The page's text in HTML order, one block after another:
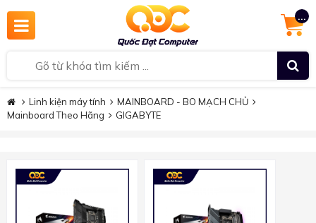
...
Linh kiện máy tính
MAINBOARD - BO MẠCH CHỦ
Mainboard Theo Hãng
GIGABYTE